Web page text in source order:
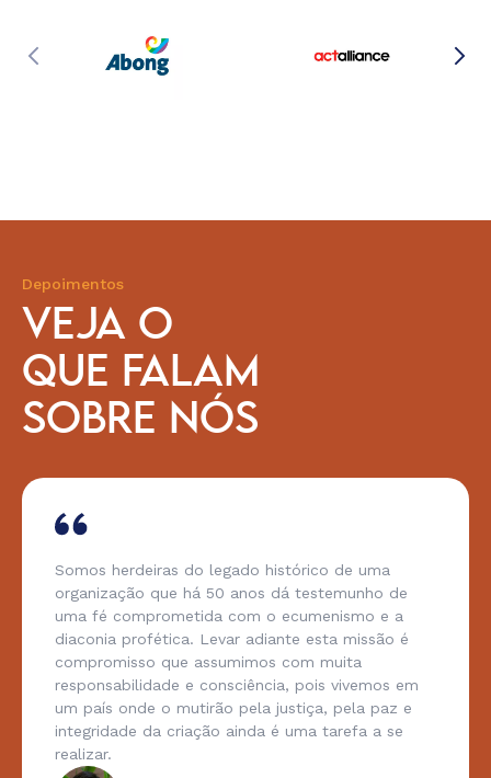
Depoimentos
VEJA O
QUE FALAM
SOBRE NÓS
Somos herdeiras do legado histórico de uma
organização que há 50 anos dá testemunho de
uma fé comprometida com o ecumenismo e a
diaconia profética. Levar adiante esta missão é
compromisso que assumimos com muita
responsabilidade e consciência, pois vivemos em
um país onde o mutirão pela justiça, pela paz e
integridade da criação ainda é uma tarefa a se
realizar.